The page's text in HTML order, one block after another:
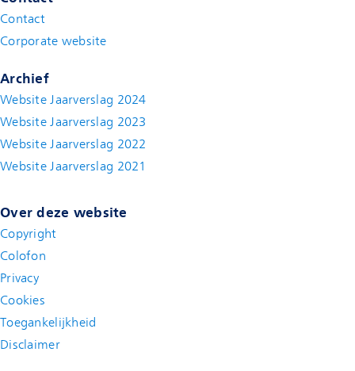
Contact
Corporate website
Archief
Website Jaarverslag 2024
Website Jaarverslag 2023
Website Jaarverslag 2022
Website Jaarverslag 2021
Over deze website
Copyright
Colofon
Privacy
Cookies
Toegankelijkheid
Disclaimer(new window)